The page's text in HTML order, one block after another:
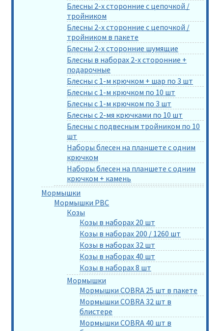
Блесны 2-х сторонние с цепочкой /
тройником
Блесны 2-х сторонние с цепочкой /
тройником в пакете
Блесны 2-х сторонние шумящие
Блесны в наборах 2-х сторонние +
подарочные
Блесны с 1-м крючком + шар по 3 шт
Блесны с 1-м крючком по 10 шт
Блесны с 1-м крючком по 3 шт
Блесны с 2-мя крючками по 10 шт
Блесны с подвесным тройником по 10
шт
Наборы блесен на планшете с одним
крючком
Наборы блесен на планшете с одним
крючком + камень
Мормышки
Мормышки РВС
Козы
Козы в наборах 20 шт
Козы в наборах 200 / 1260 шт
Козы в наборах 32 шт
Козы в наборах 40 шт
Козы в наборах 8 шт
Мормышки
Мормышки COBRA 25 шт в пакете
Мормышки COBRA 32 шт в
блистере
Мормышки COBRA 40 шт в